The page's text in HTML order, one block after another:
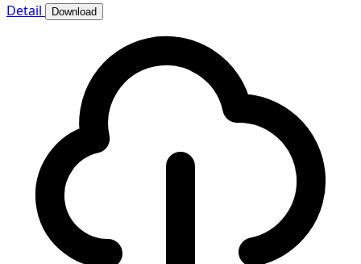
Detail
Download